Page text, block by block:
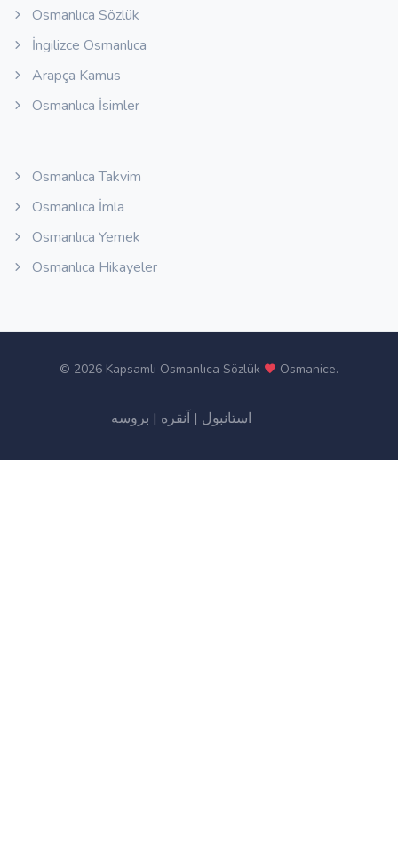
Osmanlıca Sözlük
İngilizce Osmanlıca
Arapça Kamus
Osmanlıca İsimler
Osmanlıca Takvim
Osmanlıca İmla
Osmanlıca Yemek
Osmanlıca Hikayeler
© 2026 Kapsamlı Osmanlıca Sözlük Osmanice.
استانبول | آنقره | بروسه